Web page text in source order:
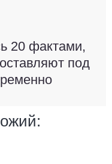
20 фактами,
под